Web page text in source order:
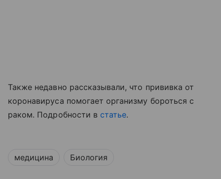
Также недавно рассказывали, что прививка от
коронавируса помогает организму бороться с
раком. Подробности в статье.
медицина Биология